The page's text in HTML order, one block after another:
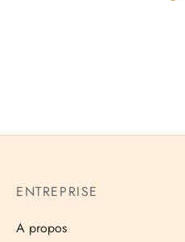
ENTREPRISE
A propos